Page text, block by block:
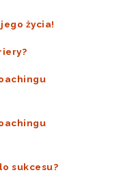
życia!
sukcesu?